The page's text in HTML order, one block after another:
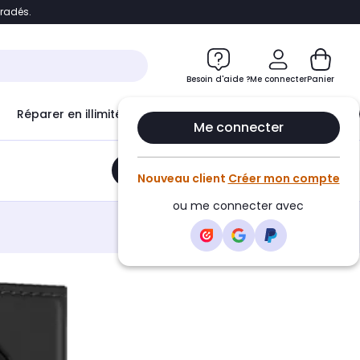
Accéder directement au chatbot
Besoin d'aide ?Me connecter
Me connecter
Nouveau client Créer mon compte
ou me connecter avec
Panier
Réparer en illimité avec Le Club Infinity
Ajouter au panier